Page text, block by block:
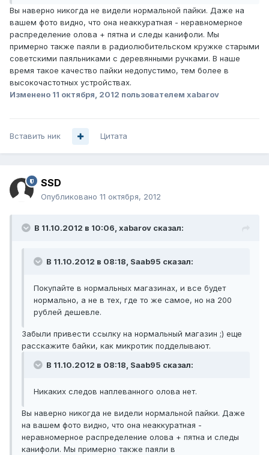
Вы наверно никогда не видели нормальной пайки. Даже на
вашем фото видно, что она неаккуратная - неравномерное
распределение олова + пятна и следы канифоли. Мы
примерно также паяли в радиолюбительском кружке старыми
советскими паяльниками с деревянными ручками. В наше
время такое качество пайки недопустимо, тем более в
высокочастотных устройствах.
Изменено 11 октября, 2012 пользователем xabarov
Вставить ник Цитата
SSD
Опубликовано 11 октября, 2012
В 11.10.2012 в 10:06, xabarov сказал:
В 11.10.2012 в 08:18, Saab95 сказал:
Покупайте в нормальных магазинах, и все будет
нормально, а не в тех, где то же самое, но на 200
рублей дешевле.
Забыли привести ссылку на нормальный магазин ;) еще
расскажите байки, как микротик подделывают.
В 11.10.2012 в 08:18, Saab95 сказал:
Никаких следов наплеванного олова нет.
Вы наверно никогда не видели нормальной пайки. Даже
на вашем фото видно, что она неаккуратная -
неравномерное распределение олова + пятна и следы
канифоли. Мы примерно также паяли в